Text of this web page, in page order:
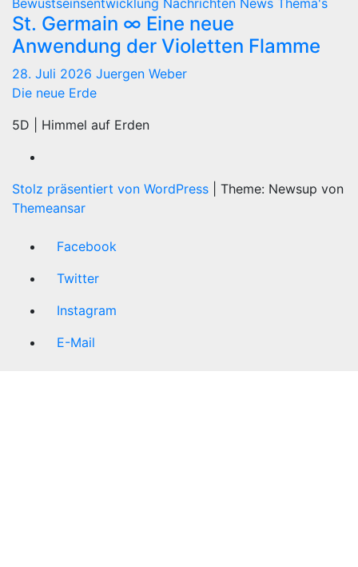
St. Germain ∞ Eine neue
Anwendung der Violetten Flamme
28. Juli 2026 Juergen Weber
Die neue Erde
5D | Himmel auf Erden
Stolz präsentiert von WordPress
Theme: Newsup von
Themeansar
Facebook
Twitter
Instagram
E-Mail